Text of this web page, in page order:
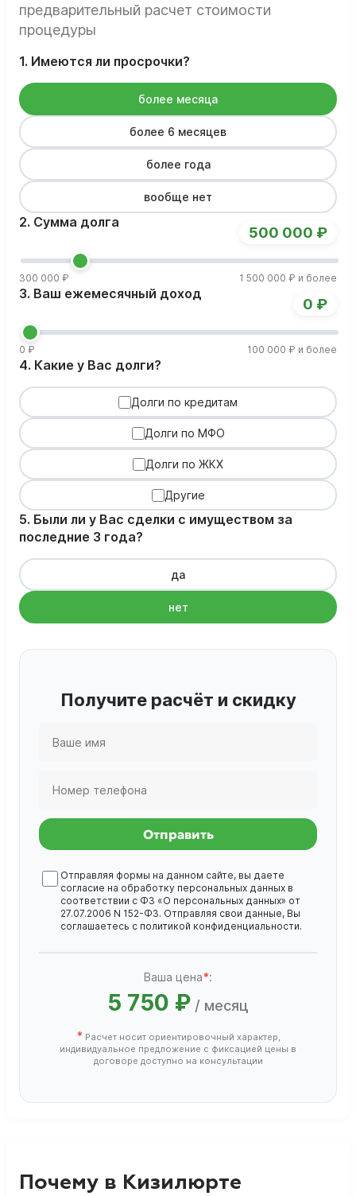
предварительный расчет стоимости
процедуры
1. Имеются ли просрочки?
более месяца
более 6 месяцев
более года
вообще нет
2. Сумма долга
300 000 ₽ 1 500 000 ₽ и более
500 000 ₽
3. Ваш ежемесячный доход
0 ₽ 100 000 ₽ и более
0 ₽
4. Какие у Вас долги?
Долги по кредитам
Долги по МФО
Долги по ЖКХ
Другие
5. Были ли у Вас сделки с имуществом за
последние 3 года?
да
нет
Получите расчёт и скидку
Отправить
Отправляя формы на данном сайте, вы даете
согласие на обработку персональных данных в
соответствии с ФЗ «О персональных данных» от
27.07.2006 N 152-ФЗ. Отправляя свои данные, Вы
соглашаетесь с политикой конфиденциальности.
Ваша цена*:
5 750 ₽ / месяц
* Расчет носит ориентировочный характер,
индивидуальное предложение с фиксацией цены в
договоре доступно на консультации
Почему в Кизилюрте